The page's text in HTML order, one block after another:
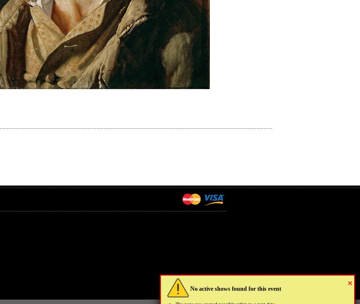
×
No active shows found for this event